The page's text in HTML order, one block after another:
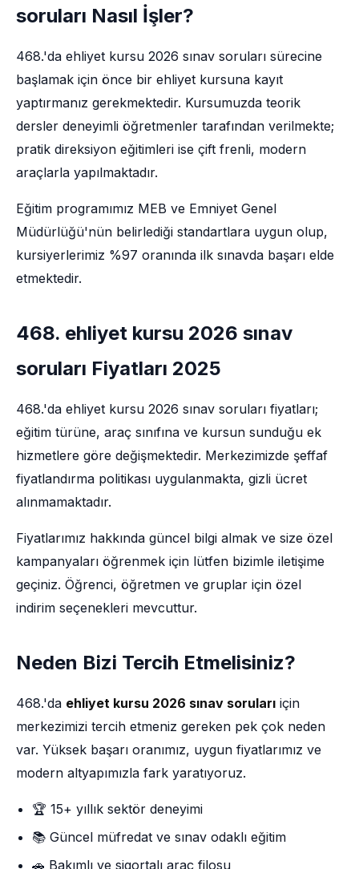
soruları Nasıl İşler?
468.'da ehliyet kursu 2026 sınav soruları sürecine
başlamak için önce bir ehliyet kursuna kayıt
yaptırmanız gerekmektedir. Kursumuzda teorik
dersler deneyimli öğretmenler tarafından verilmekte;
pratik direksiyon eğitimleri ise çift frenli, modern
araçlarla yapılmaktadır.
Eğitim programımız MEB ve Emniyet Genel
Müdürlüğü'nün belirlediği standartlara uygun olup,
kursiyerlerimiz %97 oranında ilk sınavda başarı elde
etmektedir.
468. ehliyet kursu 2026 sınav
soruları Fiyatları 2025
468.'da ehliyet kursu 2026 sınav soruları fiyatları;
eğitim türüne, araç sınıfına ve kursun sunduğu ek
hizmetlere göre değişmektedir. Merkezimizde şeffaf
fiyatlandırma politikası uygulanmakta, gizli ücret
alınmamaktadır.
Fiyatlarımız hakkında güncel bilgi almak ve size özel
kampanyaları öğrenmek için lütfen bizimle iletişime
geçiniz. Öğrenci, öğretmen ve gruplar için özel
indirim seçenekleri mevcuttur.
Neden Bizi Tercih Etmelisiniz?
468.'da ehliyet kursu 2026 sınav soruları için
merkezimizi tercih etmeniz gereken pek çok neden
var. Yüksek başarı oranımız, uygun fiyatlarımız ve
modern altyapımızla fark yaratıyoruz.
🏆 15+ yıllık sektör deneyimi
📚 Güncel müfredat ve sınav odaklı eğitim
🚗 Bakımlı ve sigortalı araç filosu